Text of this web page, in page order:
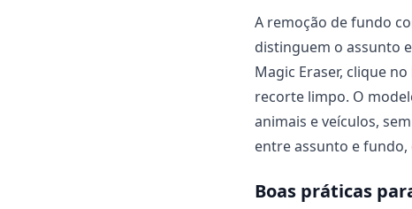
A remoção de fundo
distinguem o assunto
Magic Eraser, clique
recorte limpo. O
animais e veículos,
entre assunto e
Boas práticas